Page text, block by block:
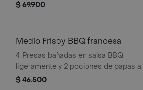
$ 69.900
Medio Frisby BBQ francesa
4 Presas bañadas en salsa BBQ
ligeramente y 2 pociones de papas a
la francesa mediana (60 g und)
$ 46.500